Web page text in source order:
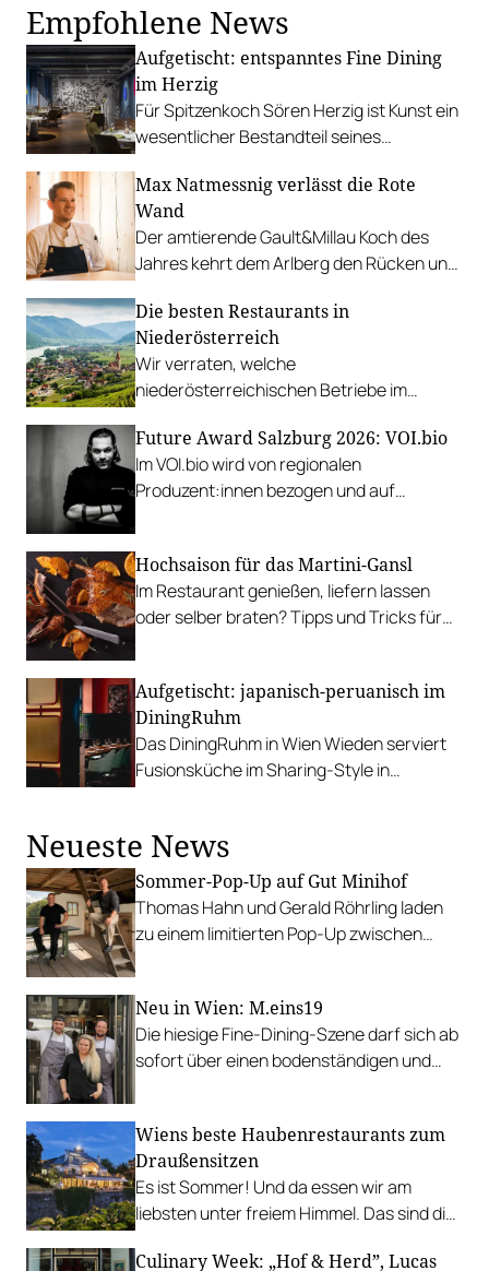
Empfohlene News
Aufgetischt: entspanntes Fine Dining
im Herzig
Für Spitzenkoch Sören Herzig ist Kunst ein
wesentlicher Bestandteil seines
auch beim Interieur.
Max Natmessnig verlässt die Rote
Wand
Der amtierende Gault&Millau Koch des
Jahres kehrt dem Arlberg den Rücken und
Herausforderungen widmen.
Die besten Restaurants in
Niederösterreich
Wir verraten, welche
niederösterreichischen Betriebe im
Punkten ausgezeichnet wurden.
Future Award Salzburg 2026: VOI.bio
Im VOI.bio wird von regionalen
Produzent:innen bezogen und auf
Hochsaison für das Martini-Gansl
Im Restaurant genießen, liefern lassen
oder selber braten? Tipps und Tricks für
Aufgetischt: japanisch-peruanisch im
DiningRuhm
Das DiningRuhm in Wien Wieden serviert
Fusionsküche im Sharing-Style in
Neueste News
Sommer-Pop-Up auf Gut Minihof
Thomas Hahn und Gerald Röhrling laden
zu einem limitierten Pop-Up zwischen
Neu in Wien: M.eins19
Die hiesige Fine-Dining-Szene darf sich ab
sofort über einen bodenständigen und
Wiens beste Haubenrestaurants zum
Draußensitzen
Es ist Sommer! Und da essen wir am
liebsten unter freiem Himmel. Das sind die
Gastgarten.
Culinary Week: „Hof & Herd”, Lucas